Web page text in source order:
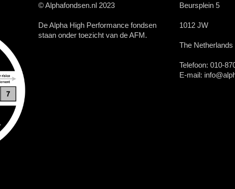
© Alphafondsen.nl 2023
De Alpha High Performance fondsen
staan onder toezicht van de AFM.
Beursplein 5
1012 JW
The Netherlands
Telefoon:010-
E-mail: